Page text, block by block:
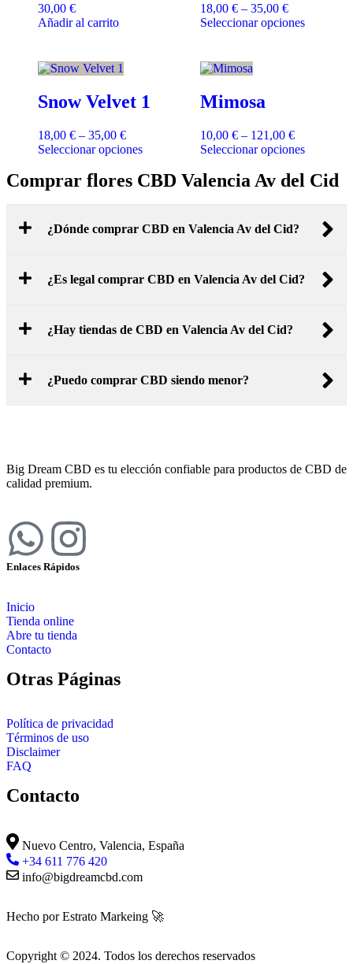
30,00 €
Añadir al carrito
18,00 € – 35,00 €
Seleccionar opciones
Snow Velvet 1
18,00 € – 35,00 €
Seleccionar opciones
Mimosa
10,00 € – 121,00 €
Seleccionar opciones
Comprar flores CBD Valencia Av del Cid
¿Dónde comprar CBD en Valencia Av del Cid?
¿Es legal comprar CBD en Valencia Av del Cid?
¿Hay tiendas de CBD en Valencia Av del Cid?
¿Puedo comprar CBD siendo menor?
Big Dream CBD es tu elección confiable para productos de CBD de
calidad premium.
Enlaces Rápidos
Inicio
Tienda online
Abre tu tienda
Contacto
Otras Páginas
Política de privacidad
Términos de uso
Disclaimer
FAQ
Contacto
Nuevo Centro, Valencia, España
+34 611 776 420
info@bigdreamcbd.com
Hecho por Estrato Markeing 🚀
Copyright © 2024. Todos los derechos reservados